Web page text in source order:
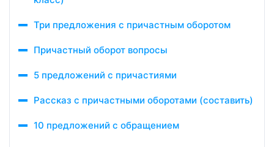
Три предложения с причастным оборотом
Причастный оборот вопросы
5 предложений с причастиями
Рассказ с причастными оборотами (составить)
10 предложений с обращением